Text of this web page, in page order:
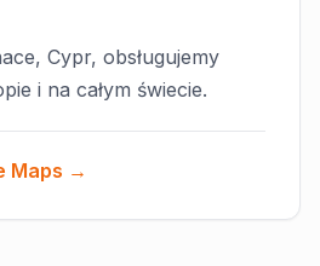
Cypr, obsługujemy
i na całym świecie.
Maps →